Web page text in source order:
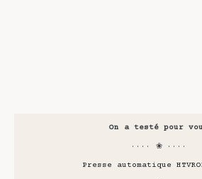
On a testé pour
···· ❀ ····
Presse automatique